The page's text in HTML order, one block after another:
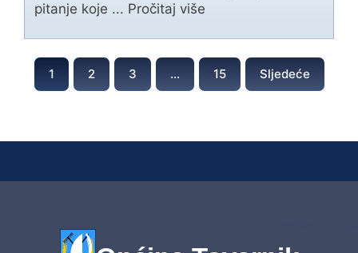
pitanje koje ... Pročitaj više
1 2 3 … 15 Sljedeće